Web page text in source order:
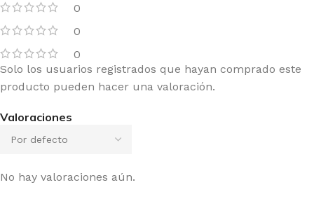
0
0
0
Valoraciones
No hay valoraciones aún.
Solo los usuarios registrados que hayan comprado este
producto pueden hacer una valoración.